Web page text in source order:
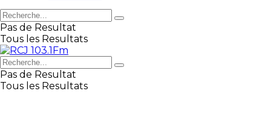
Pas de Resultat
Tous les Resultats
Pas de Resultat
Tous les Resultats